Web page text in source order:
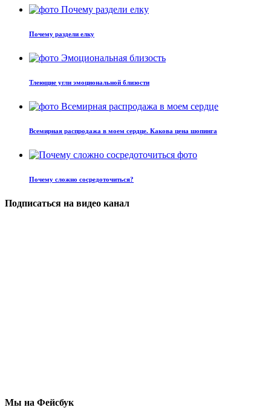
Почему раздели елку
Тлеющие угли эмоциональной близости
Всемирная распродажа в моем сердце. Какова цена шопинга
Почему сложно сосредоточиться?
Подписаться на видео канал
Мы на Фейсбук